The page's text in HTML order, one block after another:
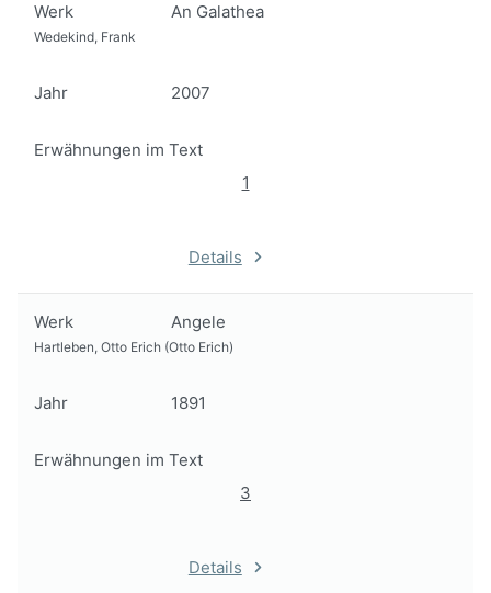
Werk An Galathea
Wedekind, Frank
Jahr 2007
Erwähnungen im Text
1
Details
Werk Angele
Hartleben, Otto Erich (Otto Erich)
Jahr 1891
Erwähnungen im Text
3
Details